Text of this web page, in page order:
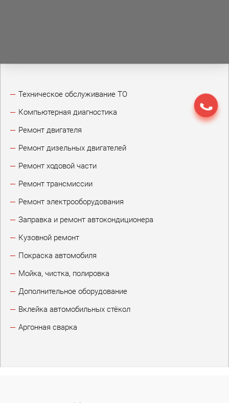
Техническое обслуживание ТО
Компьютерная диагностика
Ремонт двигателя
Ремонт дизельных двигателей
Ремонт ходовой части
Ремонт трансмиссии
Ремонт электрооборудования
Заправка и ремонт автокондиционера
Кузовной ремонт
Покраска автомобиля
Мойка, чистка, полировка
Дополнительное оборудование
Вклейка автомобильных стёкол
Аргонная сварка